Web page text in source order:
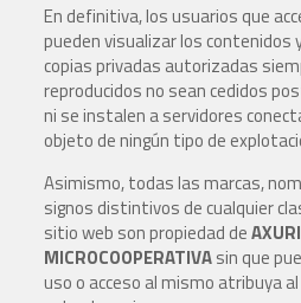
En definitiva, los usuarios que
pueden visualizar los contenidos
copias privadas autorizadas
reproducidos no sean cedidos
ni se instalen a servidores
objeto de ningún tipo de
Asimismo, todas las marcas,
signos distintivos de cualquier
sitio web son propiedad de
MICROCOOPERATIVAsin que
uso o acceso al mismo atribuya